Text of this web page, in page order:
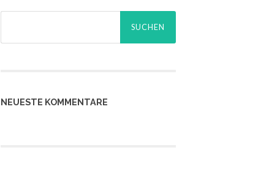
Suchen
NEUESTE KOMMENTARE